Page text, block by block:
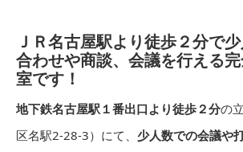
ＪＲ名古屋駅より徒歩２分で
合わせや商談、会議を行える
室です！
地下鉄名古屋駅１番出口より徒歩２分の
区名駅2-28-3）にて、 少人数での会議や